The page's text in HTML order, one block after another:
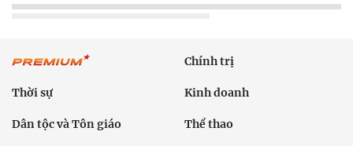
Chính trị
Thời sự Kinh doanh
Dân tộc và Tôn giáo Thể thao